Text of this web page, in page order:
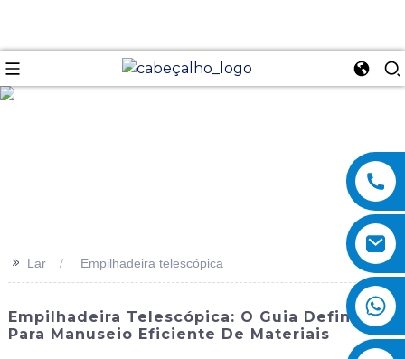
>> Lar Empilhadeira telescópica
Empilhadeira Telescópica: O Guia Definitivo
Para Manuseio Eficiente De Materiais